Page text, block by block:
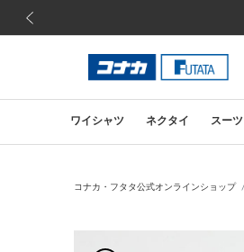
ワイシャツ ネクタイ スーツ
コナカ・フタタ公式オンラインショップ